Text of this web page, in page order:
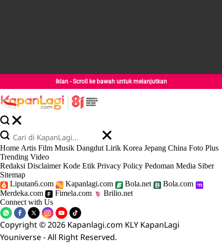
Iklan - Scroll ke bawah untuk melanjutkan
Home Artis Film Musik Dangdut Lirik Korea Jepang China Foto Plus
Trending Video
Redaksi Disclaimer Kode Etik Privacy Policy Pedoman Media Siber
Sitemap
Liputan6.com
Kapanlagi.com Bola.net
Bola.com
Merdeka.com
Fimela.com
Brilio.net
Connect with Us
Copyright © 2026 Kapanlagi.com KLY KapanLagi
Youniverse - All Right Reserved.